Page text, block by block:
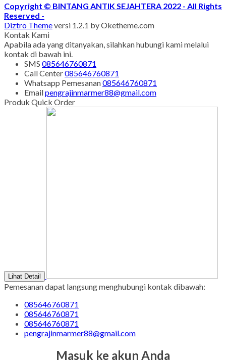
Copyright © BINTANG ANTIK SEJAHTERA 2022 - All Rights
Reserved -
Diztro Themeversi 1.2.1 by Oketheme.com
Kontak Kami
Apabila ada yang ditanyakan, silahkan hubungi kami melalui
kontak di bawah ini.
SMS 085646760871
Call Center085646760871
Whatsapp Pemesanan085646760871
Emailpengrajinmarmer88@gmail.com
Produk Quick Order
Lihat Detail
Pemesanan dapat langsung menghubungi kontak dibawah:
085646760871
085646760871
085646760871
pengrajinmarmer88@gmail.com
Masuk ke akun Anda